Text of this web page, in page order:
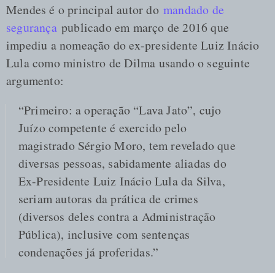
Mendes é o principal autor do mandado de
segurançapublicado em março de 2016 que
impediu a nomeação do ex-presidente Luiz Inácio
Lula como ministro de Dilma usando o seguinte
argumento:
“Primeiro: a operação “Lava Jato”, cujo
Juízo competente é exercido pelo
magistrado Sérgio Moro, tem revelado que
diversas pessoas, sabidamente aliadas do
Ex-Presidente Luiz Inácio Lula da Silva,
seriam autoras da prática de crimes
(diversos deles contra a Administração
Pública), inclusive com sentenças
condenações já proferidas.”